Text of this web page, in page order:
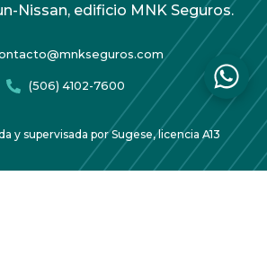
Nissan, edificio MNK Seguros.
(506) 4102-7600
y supervisada por Sugese, licencia A13